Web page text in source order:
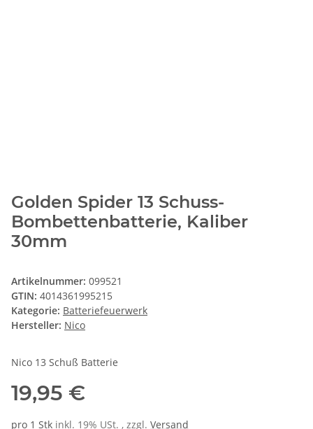
Golden Spider 13 Schuss-
Bombettenbatterie, Kaliber
30mm
Artikelnummer: 099521
GTIN: 4014361995215
Kategorie: Batteriefeuerwerk
Hersteller: Nico
Nico 13 Schuß Batterie
19,95 €
pro 1 Stk inkl. 19% USt. , zzgl. Versand